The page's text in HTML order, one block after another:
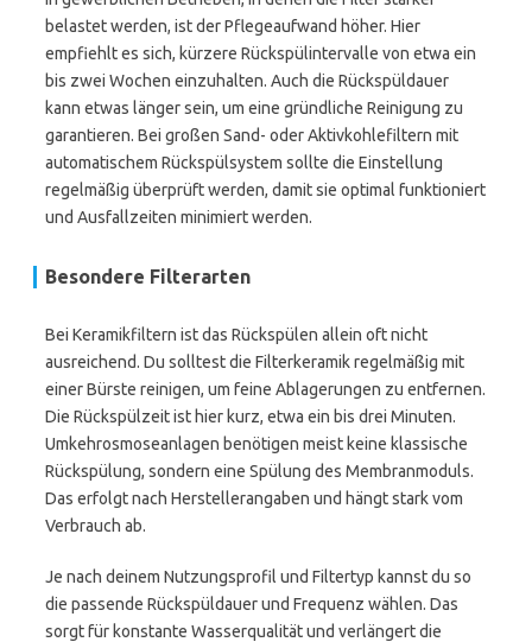
belastet werden, ist der Pflegeaufwand höher. Hier
empfiehlt es sich, kürzere Rückspülintervalle von etwa ein
bis zwei Wochen einzuhalten. Auch die Rückspüldauer
kann etwas länger sein, um eine gründliche Reinigung zu
garantieren. Bei großen Sand- oder Aktivkohlefiltern mit
automatischem Rückspülsystem sollte die Einstellung
regelmäßig überprüft werden, damit sie optimal funktioniert
und Ausfallzeiten minimiert werden.
Besondere Filterarten
Bei Keramikfiltern ist das Rückspülen allein oft nicht
ausreichend. Du solltest die Filterkeramik regelmäßig mit
einer Bürste reinigen, um feine Ablagerungen zu entfernen.
Die Rückspülzeit ist hier kurz, etwa ein bis drei Minuten.
Umkehrosmoseanlagen benötigen meist keine klassische
Rückspülung, sondern eine Spülung des Membranmoduls.
Das erfolgt nach Herstellerangaben und hängt stark vom
Verbrauch ab.
Je nach deinem Nutzungsprofil und Filtertyp kannst du so
die passende Rückspüldauer und Frequenz wählen. Das
sorgt für konstante Wasserqualität und verlängert die